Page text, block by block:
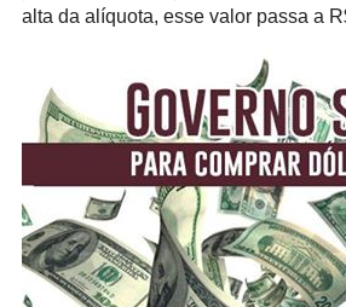
alta da alíquota, esse valor passa a